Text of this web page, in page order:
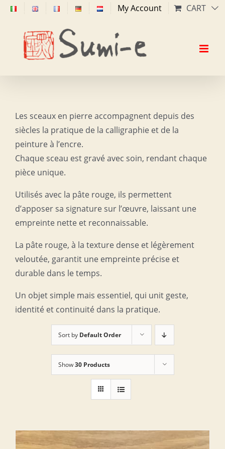
Skip
content
My Account CART
Les sceaux en pierre accompagnent depuis des
siècles la pratique de la calligraphie et de la
peinture à l’encre.
Chaque sceau est gravé avec soin, rendant chaque
pièce unique.
Utilisés avec la pâte rouge, ils permettent
d’apposer sa signature sur l’œuvre, laissant une
empreinte nette et reconnaissable.
La pâte rouge, à la texture dense et légèrement
veloutée, garantit une empreinte précise et
durable dans le temps.
Un objet simple mais essentiel, qui unit geste,
identité et continuité dans la pratique.
Sort by Default Order
Show30 Products